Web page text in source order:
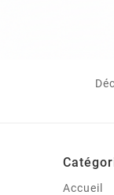
Accueil